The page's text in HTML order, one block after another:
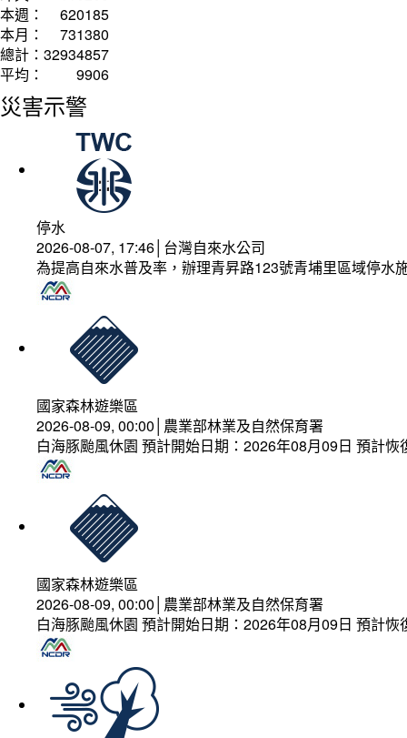
本週：
620185
本月：
731380
總計： 32934857
平均：
9906
災害示警
停水
2026-08-07, 17:46│台灣自來水公司
為提高自來水普及率，辦理青昇路123號青埔里區域停水
國家森林遊樂區
2026-08-09, 00:00│農業部林業及自然保育署
白海豚颱風休園 預計開始日期：2026年08月09日 預計
國家森林遊樂區
2026-08-09, 00:00│農業部林業及自然保育署
白海豚颱風休園 預計開始日期：2026年08月09日 預計